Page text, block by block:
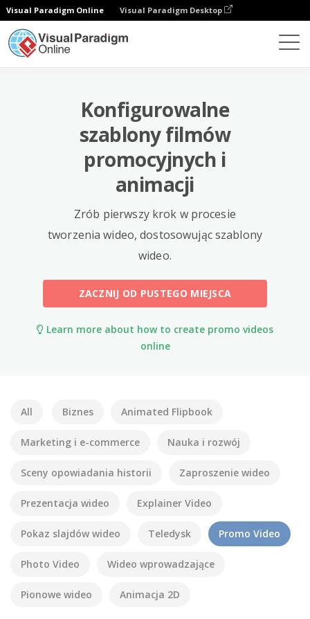
Visual Paradigm Online Visual Paradigm Desktop
Konfigurowalne
szablony filmów
promocyjnych i
animacji
Zrób pierwszy krok w procesie
tworzenia wideo, dostosowując szablony
wideo.
ZACZNIJ OD PUSTEGO MIEJSCA
Learn more about how to create promo videos
online
All Biznes Animated Flipbook
Marketing i e-commerce Nauka i rozwój
Sceny opowiadania historii Zaproszenie wideo
Prezentacja wideo Explainer Video
Pokaz slajdów wideo Teledysk Promo Video
Photo Video Wideo wprowadzające
Pionowe wideo Animacja 2D